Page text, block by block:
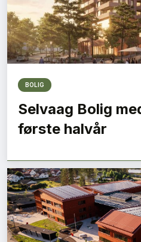
BOLIG
Selvaag Bolig
første halvår